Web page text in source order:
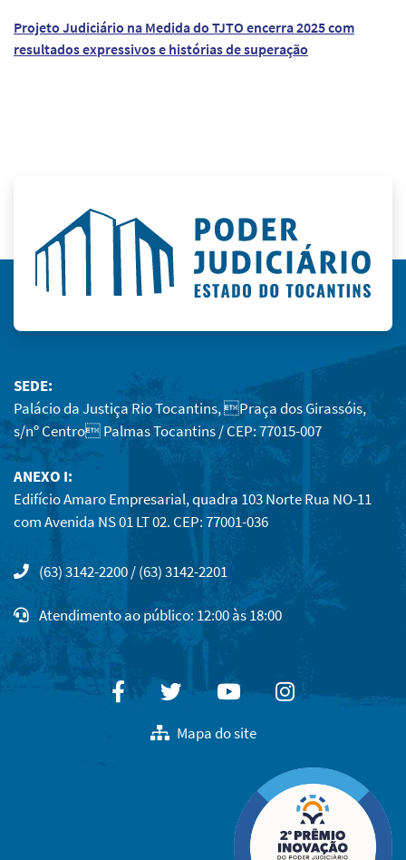
Projeto Judiciário na Medida do TJTO encerra 2025 com
resultados expressivos e histórias de superação
SEDE:
Palácio da Justiça Rio Tocantins, Praça dos Girassóis,
s/nº Centro Palmas Tocantins / CEP: 77015-007
ANEXO I:
Edifício Amaro Empresarial, quadra 103 Norte Rua NO-11
com Avenida NS 01 LT 02. CEP: 77001-036
(63) 3142-2200 / (63) 3142-2201
Atendimento ao público: 12:00 às 18:00
FacebookTwitterYoutubeInstagram
Mapa do site